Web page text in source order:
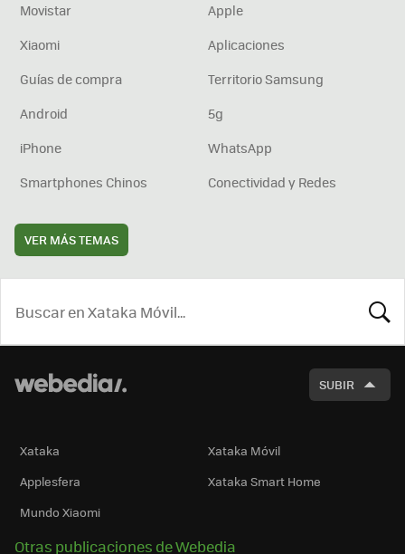
Movistar
Apple
Xiaomi
Aplicaciones
Guías de compra
Territorio Samsung
Android
5g
iPhone
WhatsApp
Smartphones Chinos
Conectividad y Redes
VER MÁS TEMAS
SUBIR
Xataka
Xataka Móvil
Applesfera
Xataka Smart Home
Mundo Xiaomi
Otras publicaciones de Webedia